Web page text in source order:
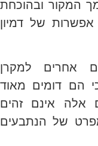
המקור ובהוכחת
אפשרות של דמיון
אחרים למקרן
הם דומים מאוד
אלה אינם זהים
של הנתבעים